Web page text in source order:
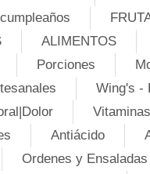
ALIMENTOS
Porciones
Wing's -
Vitaminas
Antiácido
Ordenes y Ensaladas